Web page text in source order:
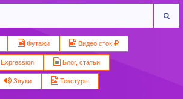
Футажи Видео сток
Expression Блог, статьи
Звуки Текстуры